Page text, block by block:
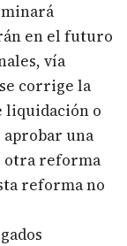
en el futuro
vía
corrige la
liquidación o
aprobar una
otra reforma
reforma no